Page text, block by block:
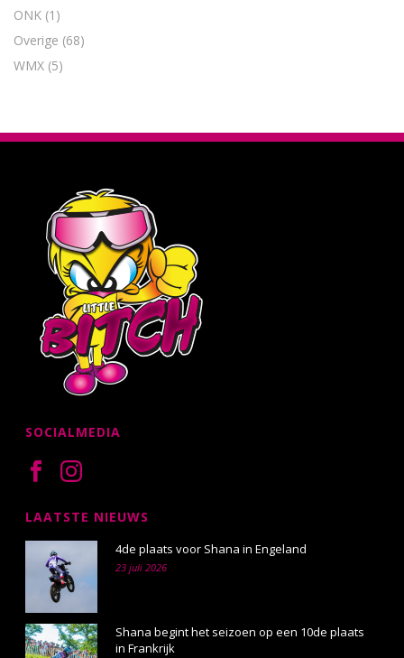
ONK (1)
Overige (68)
WMX (5)
SOCIALMEDIA
LAATSTE NIEUWS
4de plaats voor Shana in Engeland
23 juli 2026
Shana begint het seizoen op een 10de plaats
in Frankrijk